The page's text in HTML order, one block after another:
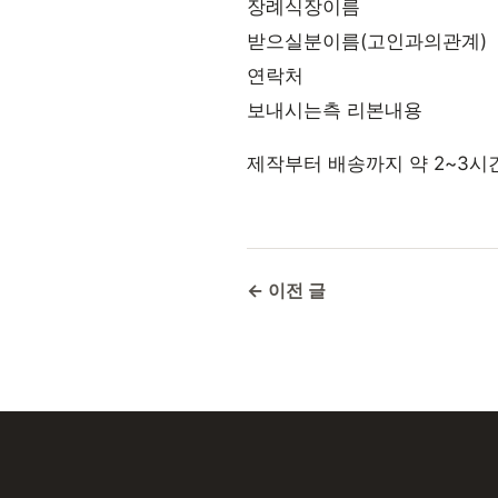
장례식장이름
받으실분이름(고인과의관계)
연락처
보내시는측 리본내용
제작부터 배송까지 약 2~3시
← 이전 글